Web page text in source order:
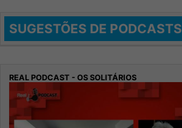
SUGESTÕES DE PODCASTS